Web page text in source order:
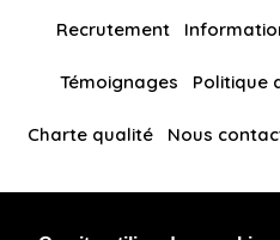
Recrutement
Témoignages Politique
Charte qualité Nous